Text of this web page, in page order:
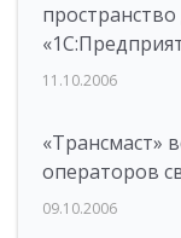
11.10.2006
«Трансмаст»
операторов
09.10.2006